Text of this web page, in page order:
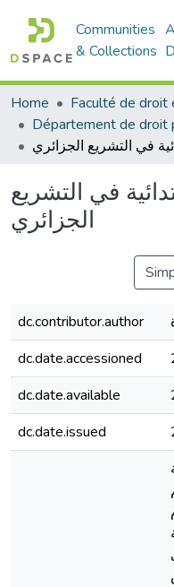
Communities
& Collections
Home
Département de droit
في التشريع
الجزائري
dc.contributor.author
dc.date.accessioned
dc.date.available
dc.date.issued